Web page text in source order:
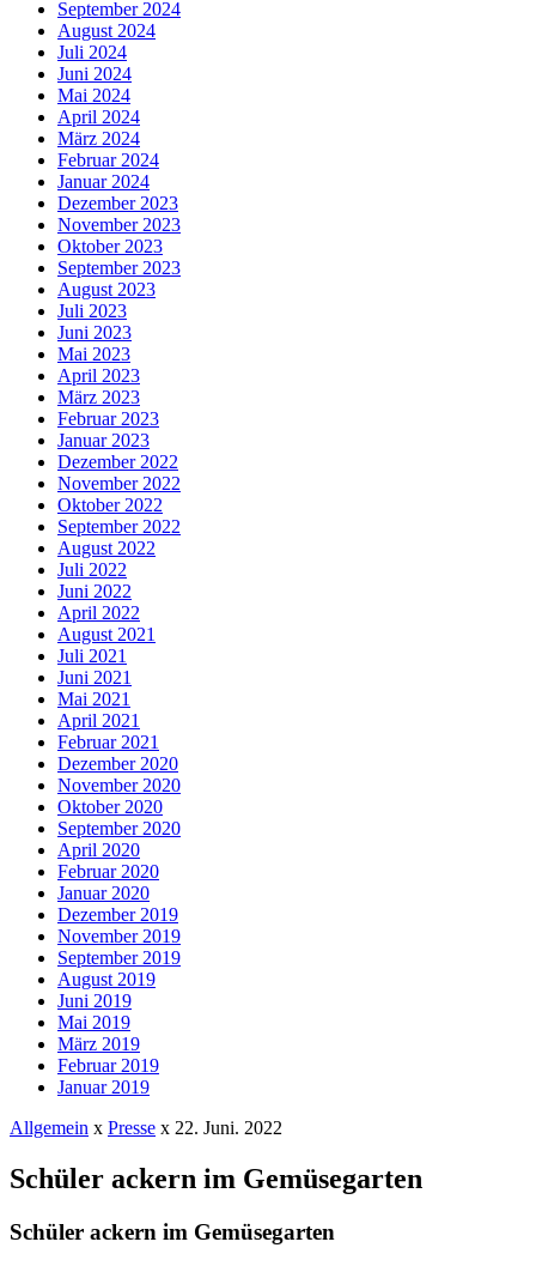
September 2024
August 2024
Juli 2024
Juni 2024
Mai 2024
April 2024
März 2024
Februar 2024
Januar 2024
Dezember 2023
November 2023
Oktober 2023
September 2023
August 2023
Juli 2023
Juni 2023
Mai 2023
April 2023
März 2023
Februar 2023
Januar 2023
Dezember 2022
November 2022
Oktober 2022
September 2022
August 2022
Juli 2022
Juni 2022
April 2022
August 2021
Juli 2021
Juni 2021
Mai 2021
April 2021
Februar 2021
Dezember 2020
November 2020
Oktober 2020
September 2020
April 2020
Februar 2020
Januar 2020
Dezember 2019
November 2019
September 2019
August 2019
Juni 2019
Mai 2019
März 2019
Februar 2019
Januar 2019
Allgemein x Presse x 22. Juni. 2022
Schüler ackern im Gemüsegarten
Schüler ackern im Gemüsegarten